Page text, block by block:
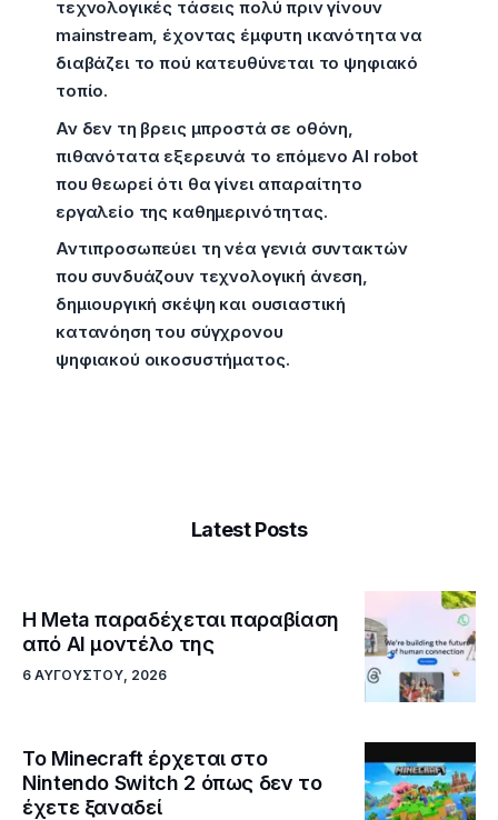
τεχνολογικές τάσεις πολύ πριν γίνουν
mainstream, έχοντας έμφυτη ικανότητα να
διαβάζει το πού κατευθύνεται το ψηφιακό
τοπίο.
Αν δεν τη βρεις μπροστά σε οθόνη,
πιθανότατα εξερευνά το επόμενο AI robot
που θεωρεί ότι θα γίνει απαραίτητο
εργαλείο της καθημερινότητας.
Αντιπροσωπεύει τη νέα γενιά συντακτών
που συνδυάζουν τεχνολογική άνεση,
δημιουργική σκέψη και ουσιαστική
κατανόηση του σύγχρονου
ψηφιακού οικοσυστήματος.
Latest Posts
Η Meta παραδέχεται παραβίαση
από AI μοντέλο της
6 ΑΥΓΟΎΣΤΟΥ, 2026
Το Minecraft έρχεται στο
Nintendo Switch 2 όπως δεν το
έχετε ξαναδεί